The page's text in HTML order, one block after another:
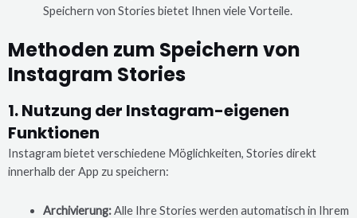
Speichern von Stories bietet Ihnen viele Vorteile.
Methoden zum Speichern von
Instagram Stories
1. Nutzung der Instagram-eigenen
Funktionen
Instagram bietet verschiedene Möglichkeiten, Stories direkt
innerhalb der App zu speichern:
Archivierung:Alle Ihre Stories werden automatisch in Ihrem